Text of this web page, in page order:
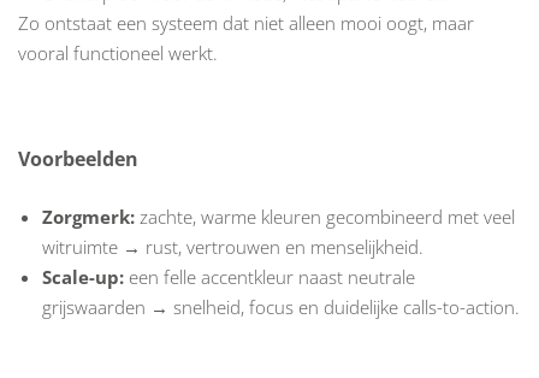
Zo ontstaat een systeem dat niet alleen mooi oogt, maar
vooral functioneel werkt.
Voorbeelden
Zorgmerk: zachte, warme kleuren gecombineerd met veel
witruimte → rust, vertrouwen en menselijkheid.
Scale-up: een felle accentkleur naast neutrale
grijswaarden → snelheid, focus en duidelijke calls-to-action.